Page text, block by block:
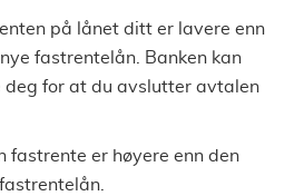
på lånet ditt er lavere enn
fastrentelån. Banken kan
deg for at du avslutter avtalen
fastrente er høyere enn den